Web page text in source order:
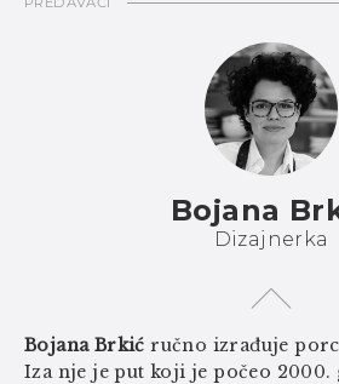
Bojana
Dizajnerka
Bojana Brkić ručno izrađuje
Iza nje je put koji je počeo 2000.